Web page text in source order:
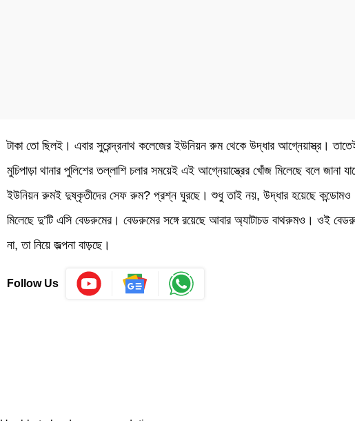
টাকা তো ছিলই। এবার সুরেন্দ্রনাথ কলেজের ইউনিয়ন রুম থেকে উদ্ধার আগ্নেয়াস্ত্র।
মুচিপাড়া থানার পুলিশের তল্লাশি চলার সময়েই এই আগ্নেয়াস্ত্রের খোঁজ মিলেছে বলে জানা
ইউনিয়ন রুমই দুষ্কৃতীদের সেফ রুম? প্রশ্ন ঘুরছে। শুধু তাই নয়, উদ্ধার হয়েছে
মিলেছে দু’টি এসি বেডরুমের। বেডরুমের সঙ্গে রয়েছে আবার অ্যাটাচড বাথরুমও। ওই
না, তা নিয়ে জল্পনা বাড়ছে।
Follow Us